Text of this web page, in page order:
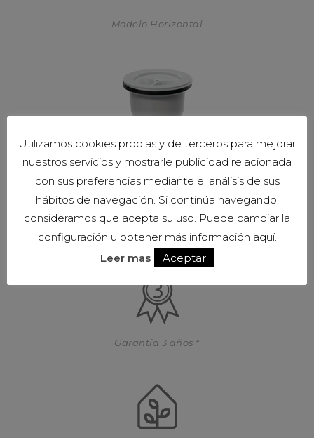
Modelo Horizontal
Propiedades
Garantía 3 años *
Utilizamos cookies propias y de terceros para mejorar
nuestros servicios y mostrarle publicidad relacionada
con sus preferencias mediante el análisis de sus
hábitos de navegación. Si continúa navegando,
consideramos que acepta su uso. Puede cambiar la
configuración u obtener más información aquí.
Leer mas
Aceptar